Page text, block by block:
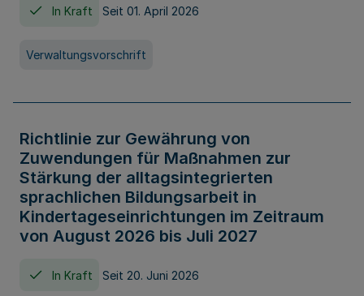
In Kraft Seit 01. April 2026
Verwaltungsvorschrift
Richtlinie zur Gewährung von
Zuwendungen für Maßnahmen zur
Stärkung der alltagsintegrierten
sprachlichen Bildungsarbeit in
Kindertageseinrichtungen im Zeitraum
von August 2026 bis Juli 2027
In Kraft Seit 20. Juni 2026